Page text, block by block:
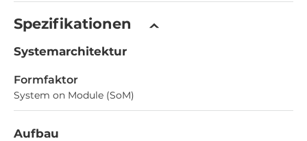
Spezifikationen
Systemarchitektur
Formfaktor
System on Module (SoM)
Aufbau